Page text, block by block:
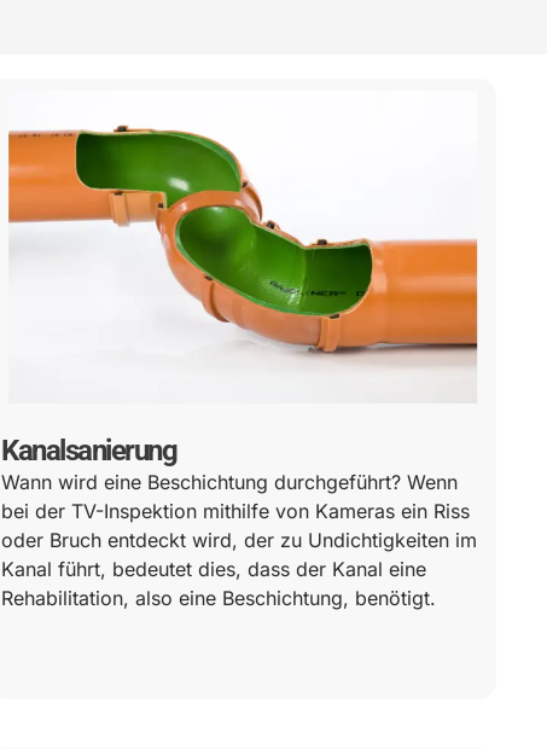
Kanalsanierung
Wann wird eine Beschichtung durchgeführt? Wenn
bei der TV-Inspektion mithilfe von Kameras ein Riss
oder Bruch entdeckt wird, der zu Undichtigkeiten im
Kanal führt, bedeutet dies, dass der Kanal eine
Rehabilitation, also eine Beschichtung, benötigt.